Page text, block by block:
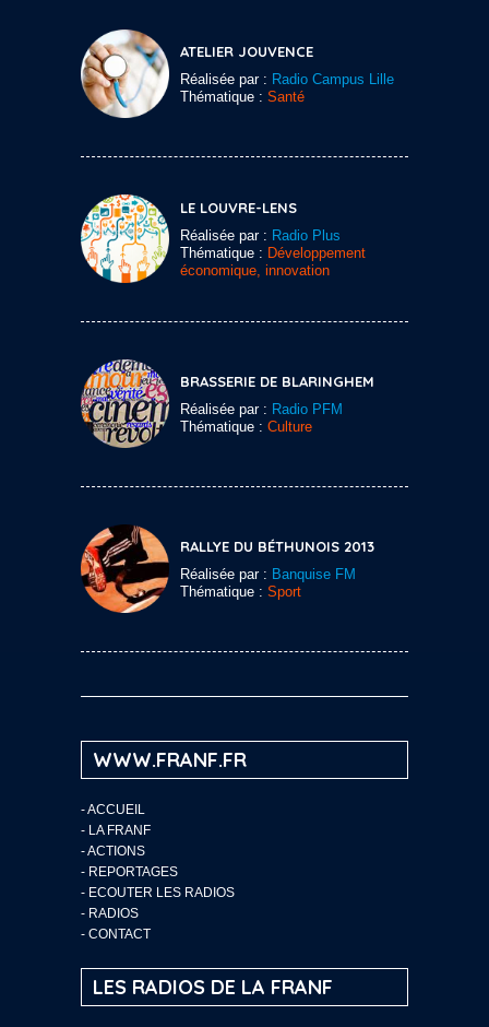
ATELIER JOUVENCE
Réalisée par : Radio Campus Lille
Thématique : Santé
LE LOUVRE-LENS
Réalisée par : Radio Plus
Thématique : Développement
économique, innovation
BRASSERIE DE BLARINGHEM
Réalisée par : Radio PFM
Thématique : Culture
RALLYE DU BÉTHUNOIS 2013
Réalisée par : Banquise FM
Thématique : Sport
WWW.FRANF.FR
-ACCUEIL
- LA FRANF
-ACTIONS
- REPORTAGES
- ECOUTER LES RADIOS
- RADIOS
- CONTACT
LES RADIOS DE LA FRANF